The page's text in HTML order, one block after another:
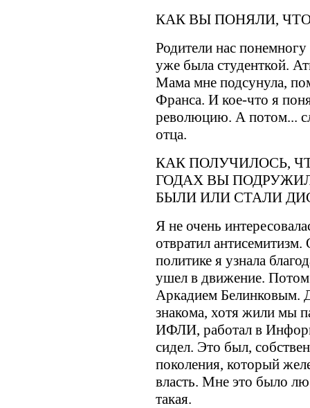
КАК ВЫ ПОНЯЛИ,
Родители нас
уже была студенткой.
Мама мне подсунула,
Франса. И кое-что я
революцию. А потом...
отца.
КАК ПОЛУЧИЛОСЬ,
ГОДАХ ВЫ
БЫЛИ ИЛИ СТАЛИ
Я не очень
отвратил
политике я узнала
ушел в движение. Потом
Аркадием Белинковым.
знакома, хотя жили мы
ИФЛИ, работал в
сидел. Это был,
поколения, который
власть. Мне это было
такая.